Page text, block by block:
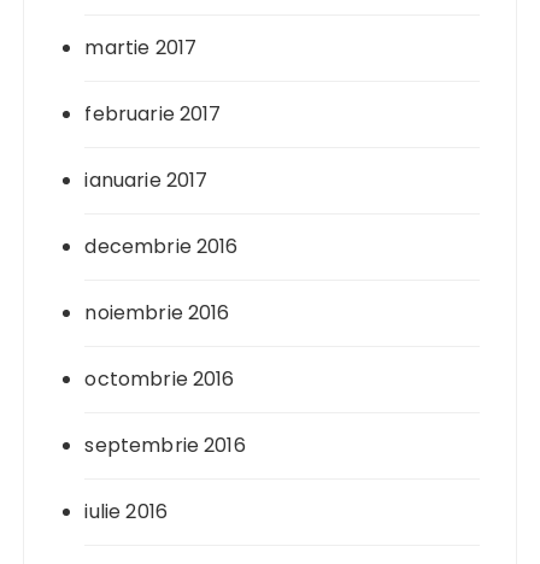
martie 2017
februarie 2017
ianuarie 2017
decembrie 2016
noiembrie 2016
octombrie 2016
septembrie 2016
iulie 2016